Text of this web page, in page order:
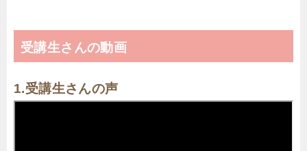
受講生さんの動画
1.受講生さんの声